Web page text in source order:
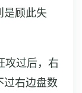
是顾此失
攻过后，右
过右边盘数